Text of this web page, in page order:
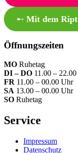
➸ Mit dem
Öffnungszeiten
MO Ruhetag
DI – DO 11.00 –
FR 11.00 – 00.00 Uhr
SA 13.00 – 00.00 Uhr
SO Ruhetag
Service
Impressum
Datenschutz